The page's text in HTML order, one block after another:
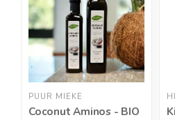
PUUR MIEKE
Coconut Aminos - BIO